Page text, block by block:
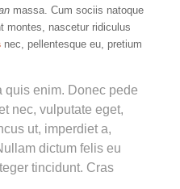
massa. Cum sociis natoque
montes, nascetur ridiculus
nec, pellentesque eu, pretium
quis enim. Donec pede
nec, vulputate eget,
ut, imperdiet a,
dictum felis eu
tincidunt. Cras